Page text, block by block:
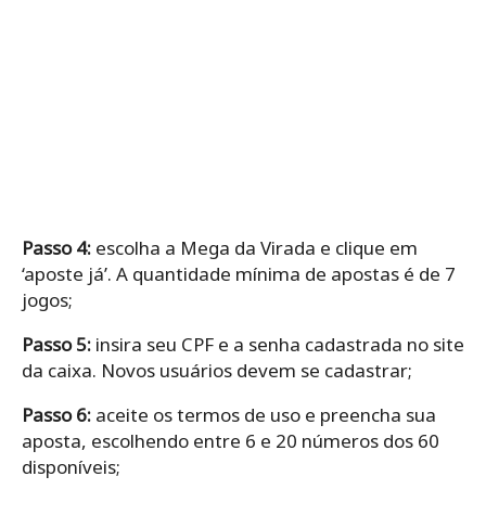
Passo 4: escolha a Mega da Virada e clique em
‘aposte já’. A quantidade mínima de apostas é de 7
jogos;
Passo 5: insira seu CPF e a senha cadastrada no site
da caixa. Novos usuários devem se cadastrar;
Passo 6: aceite os termos de uso e preencha sua
aposta, escolhendo entre 6 e 20 números dos 60
disponíveis;